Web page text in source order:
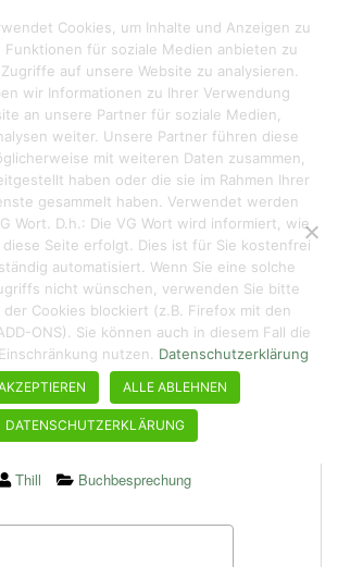
hungrig
Food-Fotografie –
in einem Buch
Thill Buchbesprechung
Cookies, um Inhalte und Anzeigen zu
Funktionen für soziale Medien anbieten zu
auf unsere Website zu analysieren.
wir Informationen zu Ihrer Verwendung
an unsere Partner für soziale Medien,
weiter. Unsere Partner führen diese
mit weiteren Daten zusammen,
haben oder die sie im Rahmen Ihrer
gesammelt haben. Verwendet werden
Wort. D.h.: Die VG Wort wird informiert, wie
Seite erfolgt. Dies ist für Sie kostenfrei
automatisiert. Wenn Sie eine solche
nicht wünschen, verwenden Sie bitte
der Cookies blockiert (z.B. Firefox mit den
ONS). Sie können auch in diesem Fall die
nutzen. Datenschutzerklärung
ALLE ABLEHNEN
DATENSCHUTZERKLÄRUNG